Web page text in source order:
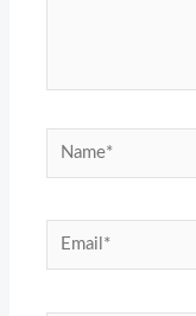
Name*
Email*